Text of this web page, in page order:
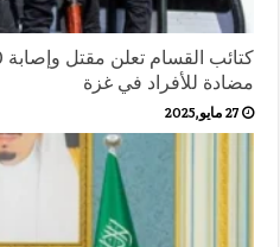
مضادة للأفراد في غزة
27 مايو,2025